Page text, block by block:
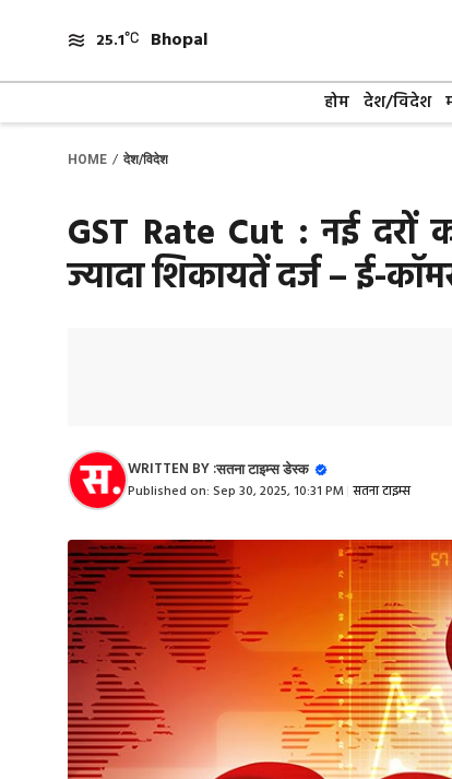
content
25.1 Bhopal
होम देश/विदेश
HOME / देश/विदेश
GST Rate Cut : नई दरों
ज्यादा शिकायतें दर्ज – ई-
WRITTEN BY :सतना टाइम्स डेस्क
Published on: Sep 30, 2025, 10:31 PM सतना टाइम्स